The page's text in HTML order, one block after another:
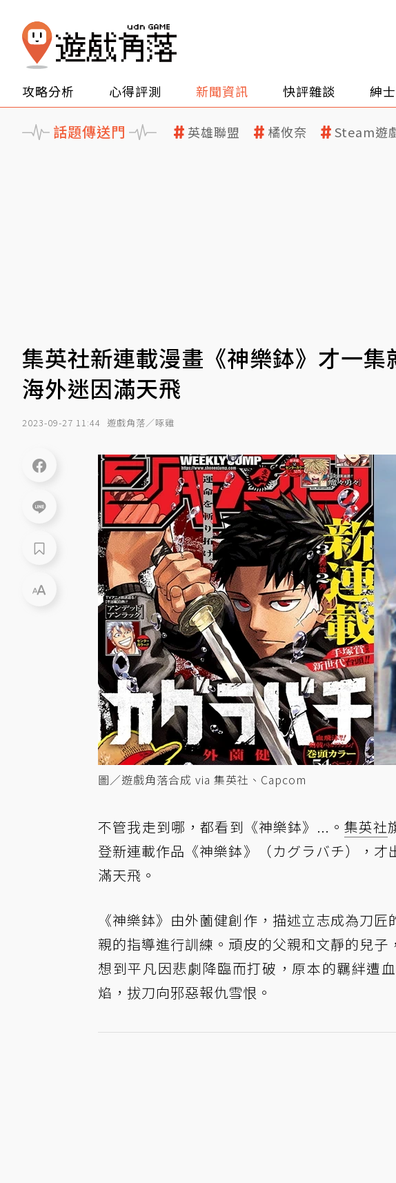
攻略分析 心得評測 新聞資訊 快評雜談 紳
話題傳送門 英雄聯盟 橘攸奈 Steam遊
集英社新連載漫畫《神樂鉢》才一集
海外迷因滿天飛
2023-09-27 11:44 遊戲角落／啄雞
圖／遊戲角落合成 via 集英社、Capcom
不管我走到哪，都看到《神樂鉢》...。 集英社
登新連載作品《神樂鉢》（カグラバチ），才
滿天飛。
《神樂鉢》由外薗健創作，描述立志成為刀
親的指導進行訓練。頑皮的父親和文靜的兒
想到平凡因悲劇降臨而打破，原本的羈絆遭
焰，拔刀向邪惡報仇雪恨。